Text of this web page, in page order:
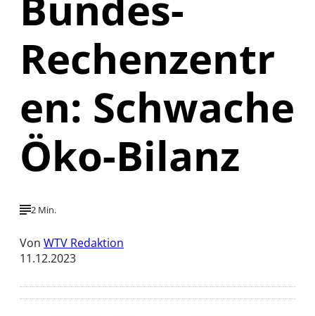
Rechenzentr
en: Schwache
Öko-Bilanz
2 Min.
Von WTV Redaktion
11.12.2023